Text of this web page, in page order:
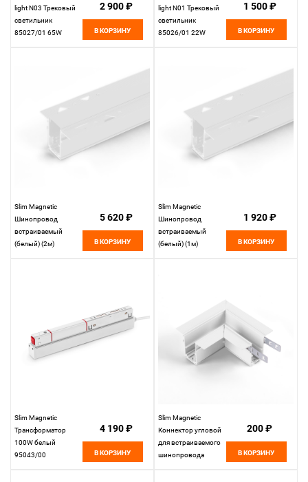
light N03 Трековый
светильник
85027/01 65W
2 900 ₽
В КОРЗИНУ
light N01 Трековый
светильник
85026/01 22W
1 500 ₽
В КОРЗИНУ
Slim Magnetic
Шинопровод
встраиваемый
(белый) (2м)
5 620 ₽
В КОРЗИНУ
Slim Magnetic
Шинопровод
встраиваемый
(белый) (1м)
1 920 ₽
В КОРЗИНУ
Slim Magnetic
Трансформатор
100W белый
95043/00
4 190 ₽
В КОРЗИНУ
Slim Magnetic
Коннектор угловой
для встраиваемого
шинопровода
200 ₽
В КОРЗИНУ